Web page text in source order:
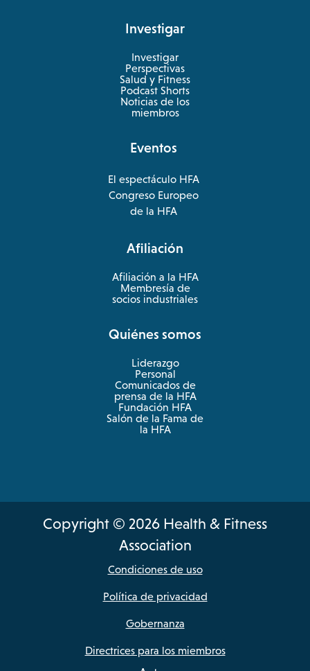
Investigar
Investigar
Perspectivas
Salud y Fitness
opens
in
a
new
Podcast Shorts
Noticias de los
miembros
Eventos
El espectáculo HFA
opens
in
a
tab
Congreso Europeo
de la HFA
opens
tab
Afiliación
Afiliación a la HFA
Membresía de
socios industriales
Quiénes somos
Liderazgo
Personal
Comunicados de
prensa de la HFA
Fundación HFA
Salón de la Fama de
la HFA
Copyright © 2026 Health & Fitness
Association
Condiciones de uso
Política de privacidad
Gobernanza
Directrices para los miembros